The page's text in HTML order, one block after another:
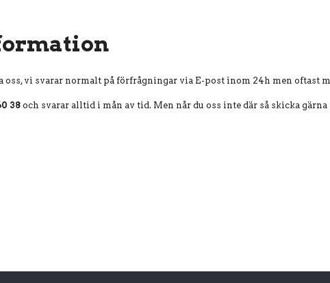
oss, vi svarar normalt på förfrågningar via E-post inom 24h men oftast
38och svarar alltid i mån av tid. Men når du oss inte där så skicka